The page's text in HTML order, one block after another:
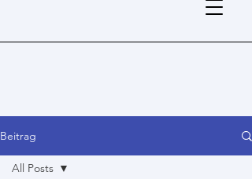
Beitrag
All Posts